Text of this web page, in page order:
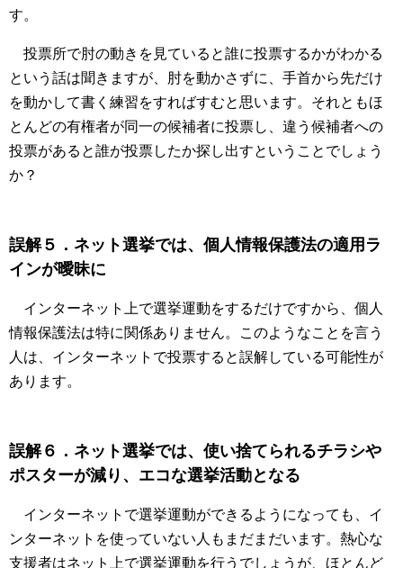
す。
投票所で肘の動きを見ていると誰に投票するかがわかる
という話は聞きますが、肘を動かさずに、手首から先だけ
を動かして書く練習をすればすむと思います。それともほ
とんどの有権者が同一の候補者に投票し、違う候補者への
投票があると誰が投票したか探し出すということでしょう
か？
誤解５．ネット選挙では、個人情報保護法の適用ラ
インが曖昧に
インターネット上で選挙運動をするだけですから、個人
情報保護法は特に関係ありません。このようなことを言う
人は、インターネットで投票すると誤解している可能性が
あります。
誤解６．ネット選挙では、使い捨てられるチラシや
ポスターが減り、エコな選挙活動となる
インターネットで選挙運動ができるようになっても、イ
ンターネットを使っていない人もまだまだいます。熱心な
支援者はネット上で選挙運動を行うでしょうが、ほとんど